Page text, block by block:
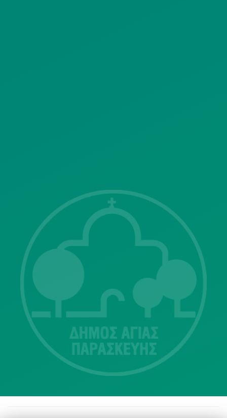
Λ. Μεσογείων 415-417 Τ.Κ.15343
Αγία Παρασκευή
213 2004500
dimos@agiaparaskevi.gr